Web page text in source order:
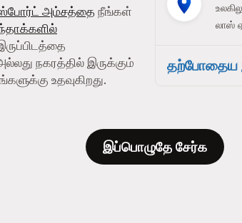
அம்சத்தை நீங்கள்
நகரத்தில் இருக்கும்
உதவுகிறது.
லாஸ்
தற்போதைய
இப்பொழுதே சேர்க